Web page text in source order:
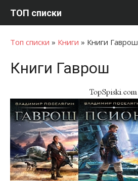
ТОП списки
Топ списки » Книги » Книги Гаврош
Книги Гаврош